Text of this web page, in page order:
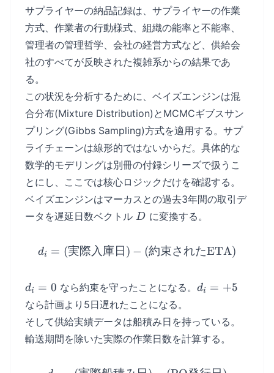
サプライヤーの納品記録は、サプライヤーの作業
方式、作業者の行動様式、組織の能率と不能率、
管理者の管理哲学、会社の経営方式など、供給会
社のすべてが反映された複雑系からの結果であ
る。
この状況を分析するために、ベイズエンジンは混
合分布(Mixture Distribution)とMCMCギブスサン
プリング(Gibbs Sampling)方式を適用する。サプ
ライチェーンは線形的ではないからだ。具体的な
数学的モデリングは別冊の付録シリーズで扱うこ
とにし、ここでは核心ロジックだけを確認する。
ベイズエンジンはマーカスとの過去3年間の取引デ
ータを遅延日数ベクトル D
D に変換する。
d_i = (\text{実際入庫日
di = (実際入庫日 ) − (約束されたETA)
d_i
=
0
di = 0 なら約束を守ったことになる。 d_i
di = +5
なら計画より5日遅れたことになる。
そして供給実績データは船積み日を持っている。
輸送期間を除いた実際の作業日数を計算する。